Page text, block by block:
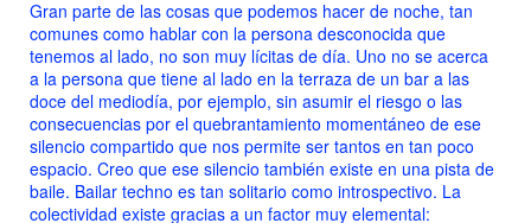
Gran parte de las cosas que podemos hacer de noche, tan
comunes como hablar con la persona desconocida que
tenemos al lado, no son muy lícitas de día. Uno no se acerca
a la persona que tiene al lado en la terraza de un bar a las
doce del mediodía, por ejemplo, sin asumir el riesgo o las
consecuencias por el quebrantamiento momentáneo de ese
silencio compartido que nos permite ser tantos en tan poco
espacio. Creo que ese silencio también existe en una pista de
baile. Bailar techno es tan solitario como introspectivo. La
colectividad existe gracias a un factor muy elemental: